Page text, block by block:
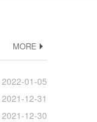
MORE
2022-01-05
2021-12-31
2021-12-30